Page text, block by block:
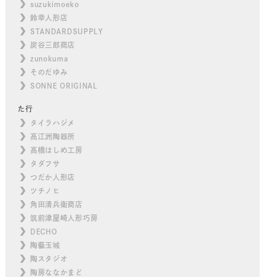
suzukimoeko
鈴幸人形店
STANDARDSUPPLY
炭谷三郎商店
zunokuma
そのだゆみ
SONNE ORIGINAL
た行
タイラハジメ
高江洲陶器所
高橋はしめ工房
タダフサ
つだか人形店
ツチノヒ
角田清兵衛商店
筑前津屋崎人形巧房
DECHO
陶藝玉城
陶スタジオ
陶房ななかまど